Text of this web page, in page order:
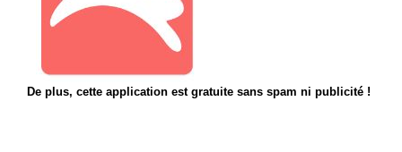
De plus, cette application est gratuite sans spam ni publicité !